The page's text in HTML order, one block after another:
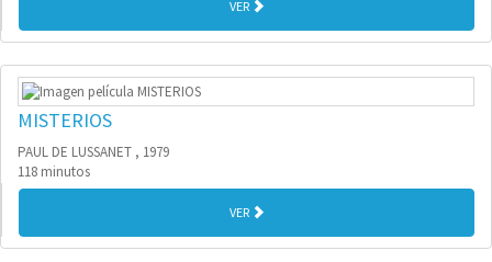
VER
MISTERIOS
PAUL DE LUSSANET , 1979
118 minutos
VER